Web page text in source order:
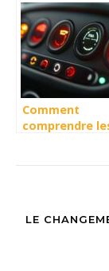
automobile au
Japon à
Yokohama
Comment
comprendre
LE